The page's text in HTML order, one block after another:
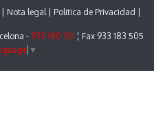
Nota legal Politica de Privacidad
- 933 180 101 ¦ Fax 933 183 505
▼